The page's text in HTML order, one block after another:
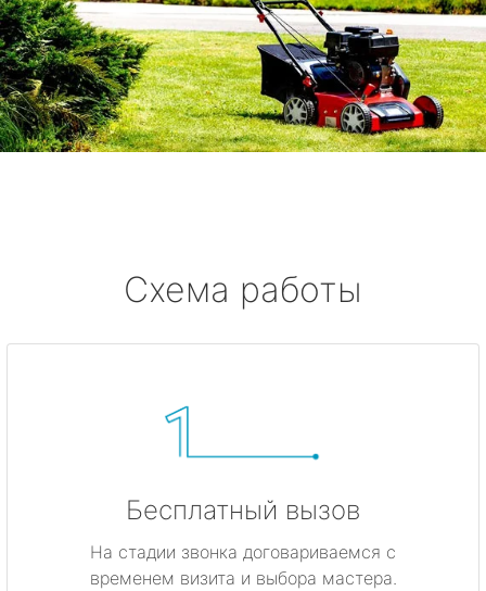
Схема работы
Бесплатный вызов
На стадии звонка договариваемся с
временем визита и выбора мастера.